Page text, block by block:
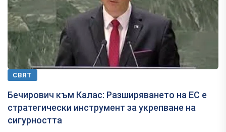
СВЯТ
Бечирович към Калас: Разширяването на ЕС е
стратегически инструмент за укрепване на
сигурността